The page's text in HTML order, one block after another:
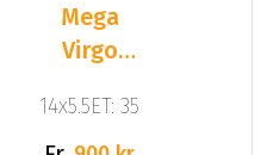
Mega
Virgo
14x5.5ET: 35